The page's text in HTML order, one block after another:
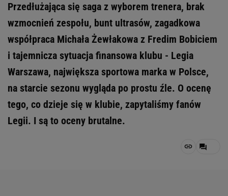
Przedłużająca się saga z wyborem trenera, brak
wzmocnień zespołu, bunt ultrasów, zagadkowa
współpraca Michała Żewłakowa z Fredim Bobiciem
i tajemnicza sytuacja finansowa klubu - Legia
Warszawa, największa sportowa marka w Polsce,
na starcie sezonu wygląda po prostu źle. O ocenę
tego, co dzieje się w klubie, zapytaliśmy fanów
Legii. I są to oceny brutalne.